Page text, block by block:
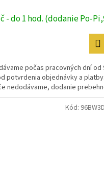
do 1 hod. (dodanie Po-
počas pracovných dní od
potvrdenia objednávky a
nedodávame, dodanie
Kód: